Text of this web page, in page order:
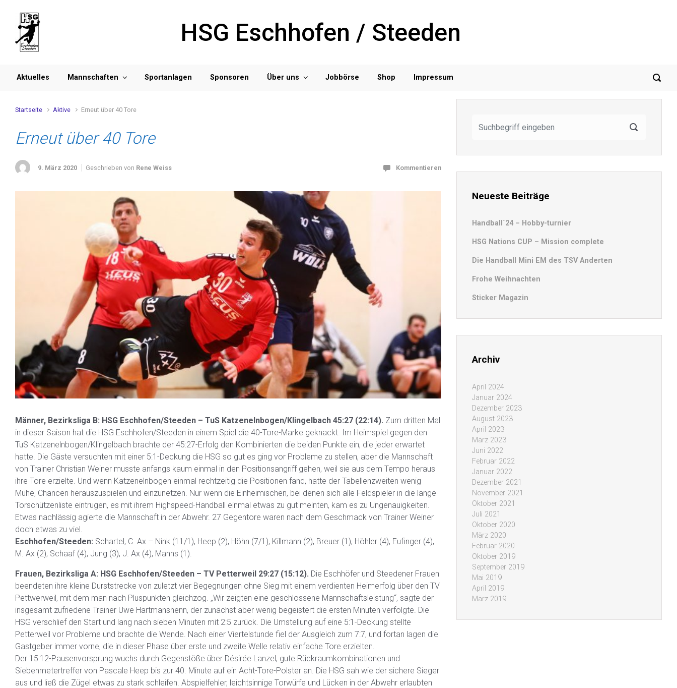
Zum Hauptinhalt springen
HSG Eschhofen / Steeden
Aktuelles Mannschaften Sportanlagen Sponsoren Über uns Jobbörse Shop Impressum
Startseite Aktive Erneut über 40 Tore
Erneut über 40 Tore
9. März 2020 Geschrieben von Rene Weiss Kommentieren
Männer, Bezirksliga B: HSG Eschhofen/Steeden – TuS Katzenelnbogen/Klingelbach 45:27 (22:14). Zum dritten Mal
in dieser Saison hat die HSG Eschhofen/Steeden in einem Spiel die 40-Tore-Marke geknackt. Im Heimspiel gegen den
TuS Katzenelnbogen/Klingelbach brachte der 45:27-Erfolg den Kombinierten die beiden Punkte ein, die jeder erwartet
hatte. Die Gäste versuchten mit einer 5:1-Deckung die HSG so gut es ging vor Probleme zu stellen, aber die Mannschaft
von Trainer Christian Weiner musste anfangs kaum einmal in den Positionsangriff gehen, weil sie aus dem Tempo heraus
ihre Tore erzielte. Und wenn Katzenelnbogen einmal rechtzeitig die Positionen fand, hatte der Tabellenzweiten wenig
Mühe, Chancen herauszuspielen und einzunetzen. Nur wenn die Einheimischen, bei denen sich alle Feldspieler in die lange
Torschützenliste eintrugen, es mit ihrem Highspeed-Handball einmal etwas zu gut meinten, kam es zu Ungenauigkeiten.
Etwas nachlässig agierte die Mannschaft in der Abwehr. 27 Gegentore waren nach dem Geschmack von Trainer Weiner
doch etwas zu viel.
Eschhofen/Steeden: Schartel, C. Ax – Nink (11/1), Heep (2), Höhn (7/1), Killmann (2), Breuer (1), Höhler (4), Eufinger (4),
M. Ax (2), Schaaf (4), Jung (3), J. Ax (4), Manns (1).
Frauen, Bezirksliga A: HSG Eschhofen/Steeden – TV Petterweil 29:27 (15:12). Die Eschhöfer und Steedener Frauen
beendeten ihre kleine Durststrecke von zuletzt vier Begegnungen ohne Sieg mit einem verdienten Heimerfolg über den TV
Pettwerweil, mit dem man nach Pluspunkten gleichzog. „Wir zeigten eine geschlossene Mannschaftsleistung“, sagte der
insgesamt zufriedene Trainer Uwe Hartmanshenn, der zunächst aber wenig begeistert die ersten Minuten verfolgte. Die
HSG verschlief den Start und lang nach sieben Minuten mit 2:5 zurück. Die Umstellung auf eine 5:1-Deckung stellte
Petterweil vor Probleme und brachte die Wende. Nach einer Viertelstunde fiel der Ausgleich zum 7:7, und fortan lagen die
Gastgeber immer vorne, die in dieser Phase über erste und zweite Welle relativ einfache Tore erzielten.
Der 15:12-Pausenvorsprung wuchs durch Gegenstöße über Désirée Lanzel, gute Rückraumkombinationen und
Siebenmetertreffer von Pascale Heep bis zur 40. Minute auf ein Acht-Tore-Polster an. Die HSG sah wie der sichere Sieger
aus und ließ die Zügel etwas zu stark schleifen. Abspielfehler, leichtsinnige Torwürfe und Lücken in der Abwehr erlaubten
Neueste Beiträge
Handball´24 – Hobby-turnier
HSG Nations CUP – Mission complete
Die Handball Mini EM des TSV Anderten
Frohe Weihnachten
Sticker Magazin
Archiv
April 2024
Januar 2024
Dezember 2023
August 2023
April 2023
März 2023
Juni 2022
Februar 2022
Januar 2022
Dezember 2021
November 2021
Oktober 2021
Juli 2021
Oktober 2020
März 2020
Februar 2020
Oktober 2019
September 2019
Mai 2019
April 2019
März 2019